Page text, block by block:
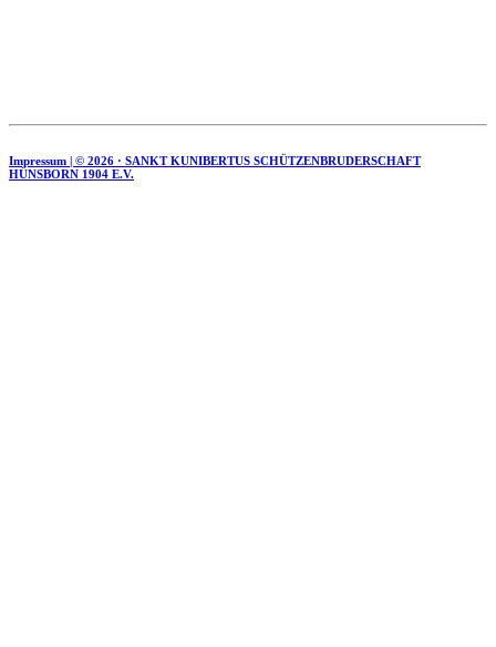
Impressum | © 2026 · SANKT KUNIBERTUS SCHÜTZENBRUDERSCHAFT
HÜNSBORN 1904 E.V.